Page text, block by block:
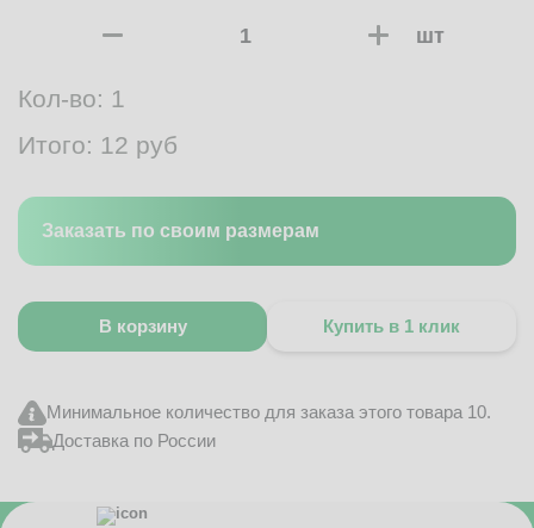
шт
Кол-во: 1
Итого: 12 руб
Заказать по своим размерам
В корзину Купить в 1 клик
Минимальное количество для заказа этого товара 10.
Доставка по России